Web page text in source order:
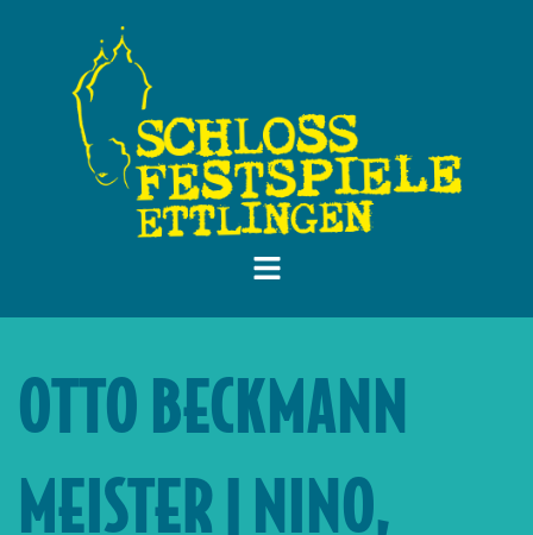
OTTO BECKMANN
MEISTER | NINO,